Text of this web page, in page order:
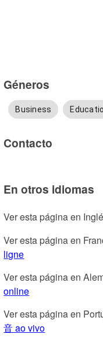
Géneros
Business
Contacto
En otros idiomas
Ver esta página en
Ver esta página en
ligne
Ver esta página en
online
Ver esta página en
音 ao vivo